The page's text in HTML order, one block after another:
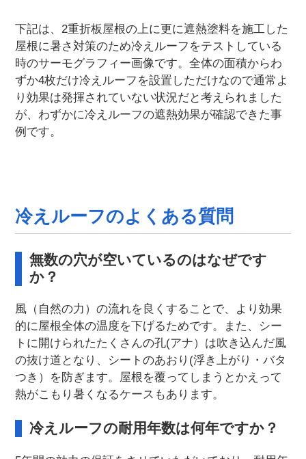
下記は、2重折板屋根の上に更に遮熱塗料を施工した
屋根に暑さ対策のため冷えルーフをテストしている
時のサーモグラフィー画像です。全体の面積からわ
ずか4枚だけ冷えルーフを設置しただけなので通常よ
り効果は発揮されていない状況だと考えられました
が、わずかに冷えルーフの遮熱効果が確認できた事
例です。
冷えルーフのよくある質問
無数の穴が空いているのはなぜです
か？
風（自然の力）の流れを良くすることで、より効果
的に屋根全体の温度を下げるためです。また、シー
トに開けられたたくさんの孔(アナ）は吹き込んだ風
の抜け道となり、シートのあおり(浮き上がり・バタ
つき）を防ぎます。屋根を覆ってしまうとかえって
熱がこもり暑くなるケースもあります。
冷えルーフの耐用年数は何年ですか？